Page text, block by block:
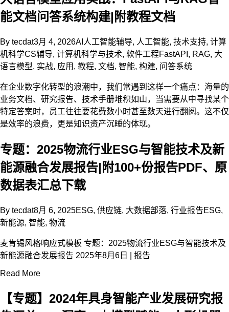
能文档问答系统构建|附教程文档
By tecdat3月 4, 2026AI人工智能辅导, 人工智能, 技术支持, 计算
机科学CS辅导, 计算机科学与技术, 软件工程FastAPI , RAG, 大
语言模型, 实战, 应用 , 教程, 文档, 智能, 构建, 问答系统
在企业数字化转型的浪潮中，我们常遇到这样一个痛点：海量的
业务文档、研究报告、技术手册堆积如山，当需要从中寻找某个
特定答案时，员工往往要花费数小时甚至数天进行翻阅。这不仅
是效率的浪费，更是知识资产沉睡的体现。
专题：2025物流行业ESG与智能技术及新
能源融合发展报告|附100+份报告PDF、原
数据表汇总下载
By tecdat8月 6, 2025ESG, 供应链, 大数据部落, 行业报告ESG,
新能源, 智能, 物流
麦肯锡风格响应式模板 专题：2025物流行业ESG与智能技术及
新能源融合发展报告 2025年8月6日 | 报告
Read More
【专题】2024年具身智能产业发展研究报